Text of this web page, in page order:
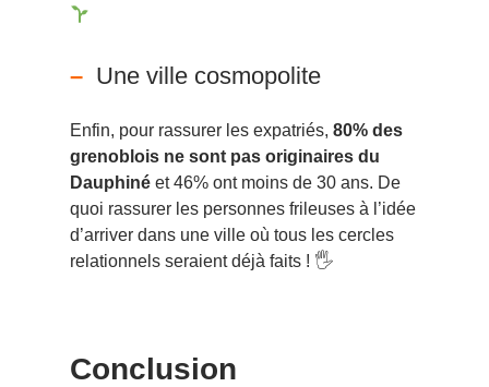
Une ville cosmopolite
Enfin, pour rassurer les expatriés, 80% des
grenoblois ne sont pas originaires du
Dauphiné et 46% ont moins de 30 ans. De
quoi rassurer les personnes frileuses à l’idée
d’arriver dans une ville où tous les cercles
relationnels seraient déjà faits ! 🖐️
Conclusion